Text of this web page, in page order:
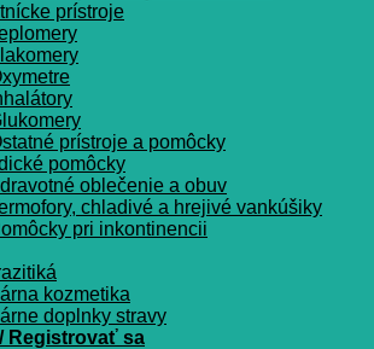
prístroje
prístroje a pomôcky
pomôcky
oblečenie a obuv
chladivé a hrejivé vankúšiky
pri inkontinencii
kozmetika
doplnky stravy
Registrovať sa